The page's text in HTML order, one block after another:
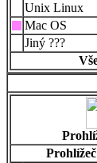
Unix Linux
Mac OS
Jiný ???
Prohlížeč